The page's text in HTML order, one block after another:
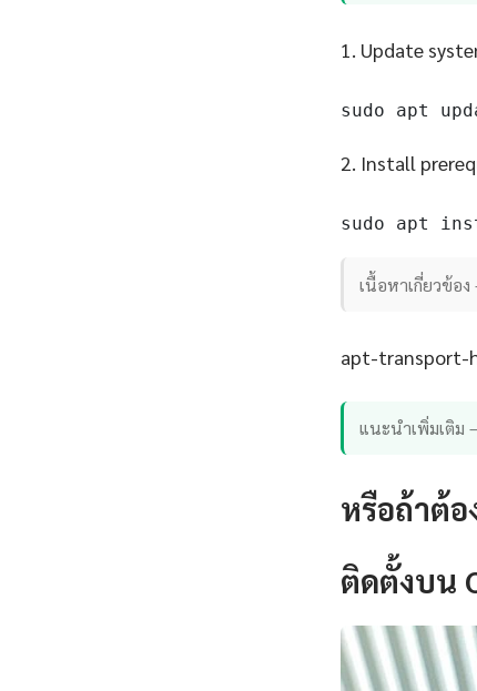
1. Update
sudo apt
2. Install
sudo apt
เนื้อหาเกี่ยวข้อ
apt-transport-
แนะนำเพิ่มเติม
หรือถ้าต้
ติดตั้งบน